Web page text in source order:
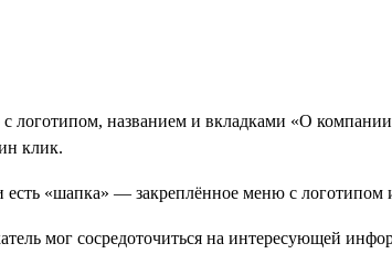
названием и вкладками «О
клик.
мог сосредоточиться на интересующей